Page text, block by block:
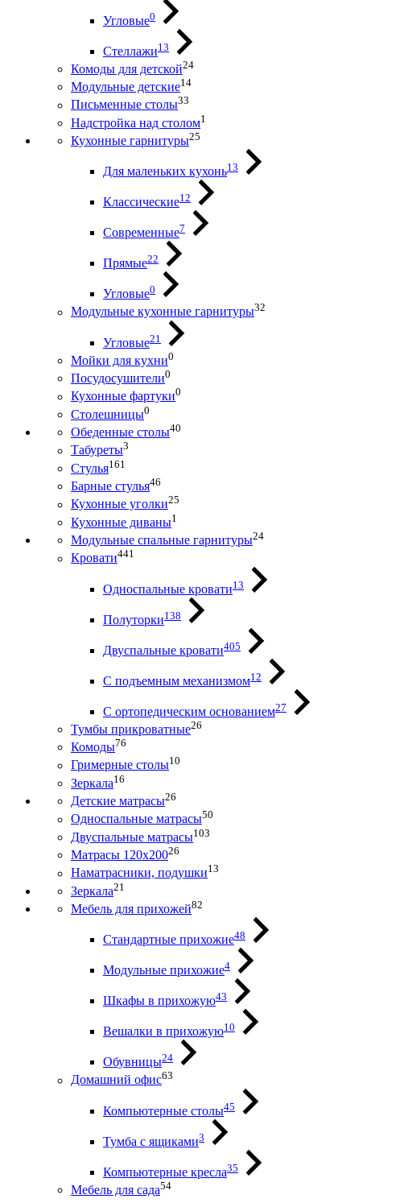
Угловые0
Стеллажи13
Комоды для детской24
Модульные детские14
Письменные столы33
Надстройка над столом1
Кухонные гарнитуры25
Для маленьких кухонь13
Классические12
Современные7
Прямые22
Угловые0
Модульные кухонные гарнитуры32
Угловые21
Мойки для кухни0
Посудосушители0
Кухонные фартуки0
Столешницы0
Обеденные столы40
Табуреты3
Стулья161
Барные стулья46
Кухонные уголки25
Кухонные диваны1
Модульные спальные гарнитуры24
Кровати441
Односпальные кровати13
Полуторки138
Двуспальные кровати405
С подъемным механизмом12
С ортопедическим основанием27
Тумбы прикроватные26
Комоды76
Гримерные столы10
Зеркала16
Детские матрасы26
Односпальные матрасы50
Двуспальные матрасы103
Матрасы 120х20026
Наматрасники, подушки13
Зеркала21
Мебель для прихожей82
Стандартные прихожие48
Модульные прихожие4
Шкафы в прихожую43
Вешалки в прихожую10
Обувницы24
Домашний офис63
Компьютерные столы45
Тумба с ящиками3
Компьютерные кресла35
Мебель для сада54